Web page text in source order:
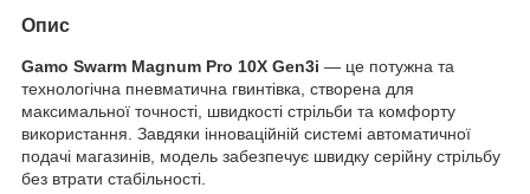
Опис
Gamo Swarm Magnum Pro 10X Gen3i — це потужна та
технологічна пневматична гвинтівка, створена для
максимальної точності, швидкості стрільби та комфорту
використання. Завдяки інноваційній системі автоматичної
подачі магазинів, модель забезпечує швидку серійну стрільбу
без втрати стабільності.